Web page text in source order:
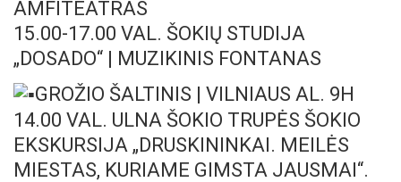
AMFITEATRAS
15.00-17.00 VAL. ŠOKIŲ STUDIJA
„DOSADO“ | MUZIKINIS FONTANAS
GROŽIO ŠALTINIS | VILNIAUS AL. 9H
14.00 VAL. ULNA ŠOKIO TRUPĖS ŠOKIO
EKSKURSIJA „DRUSKININKAI. MEILĖS
MIESTAS, KURIAME GIMSTA JAUSMAI“.